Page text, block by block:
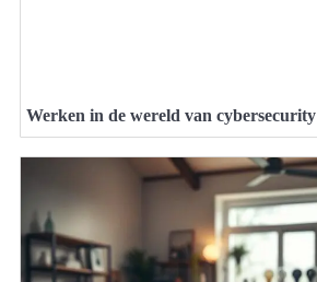
Werken in de wereld van cybersecurity